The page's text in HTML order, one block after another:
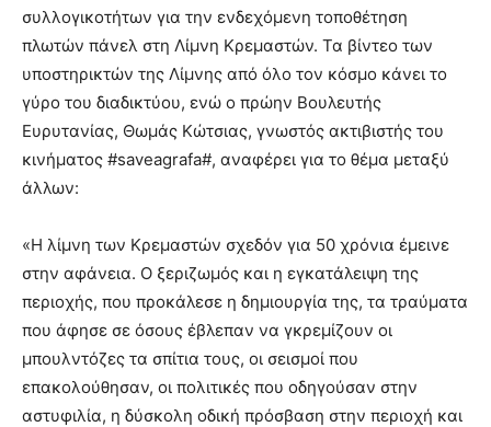
συλλογικοτήτων για την ενδεχόμενη τοποθέτηση
πλωτών πάνελ στη Λίμνη Κρεμαστών. Τα βίντεο των
υποστηρικτών της Λίμνης από όλο τον κόσμο κάνει το
γύρο του διαδικτύου, ενώ ο πρώην Βουλευτής
Ευρυτανίας, Θωμάς Κώτσιας, γνωστός ακτιβιστής του
κινήματος #saveagrafa#, αναφέρει για το θέμα μεταξύ
άλλων:
«Η λίμνη των Κρεμαστών σχεδόν για 50 χρόνια έμεινε
στην αφάνεια. Ο ξεριζωμός και η εγκατάλειψη της
περιοχής, που προκάλεσε η δημιουργία της, τα τραύματα
που άφησε σε όσους έβλεπαν να γκρεμίζουν οι
μπουλντόζες τα σπίτια τους, οι σεισμοί που
επακολούθησαν, οι πολιτικές που οδηγούσαν στην
αστυφιλία, η δύσκολη οδική πρόσβαση στην περιοχή και